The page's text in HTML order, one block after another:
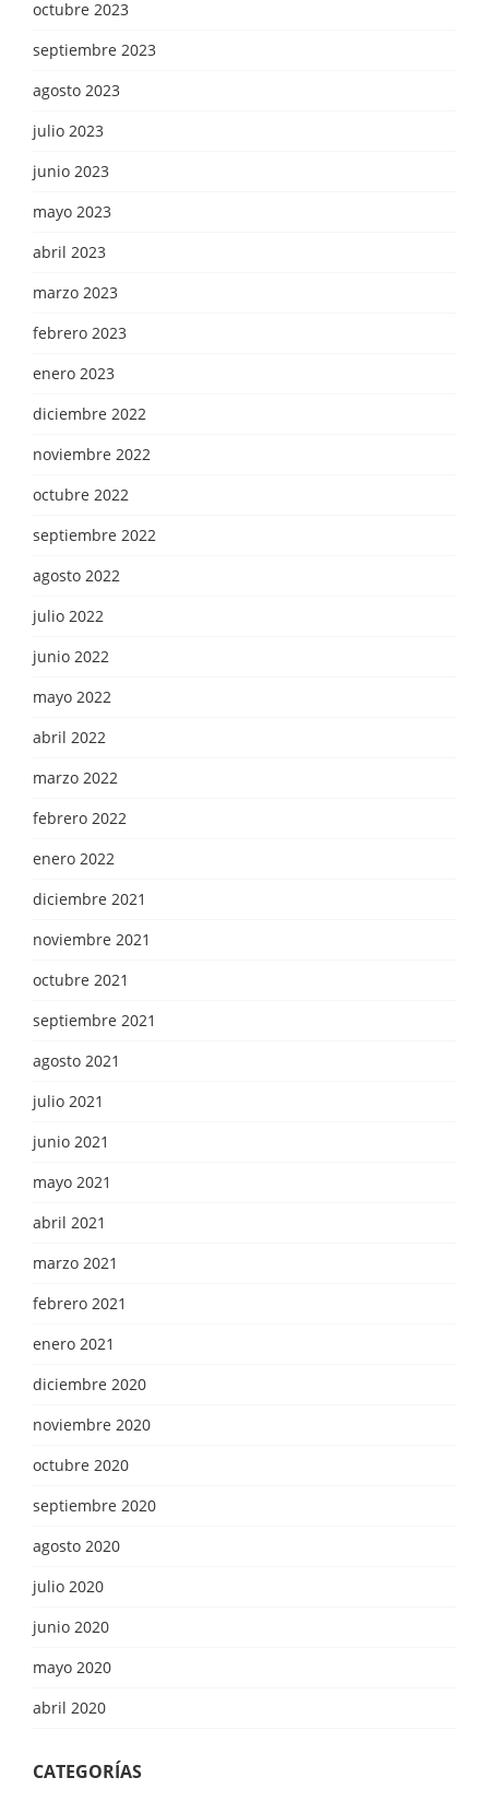
octubre 2023
septiembre 2023
agosto 2023
julio 2023
junio 2023
mayo 2023
abril 2023
marzo 2023
febrero 2023
enero 2023
diciembre 2022
noviembre 2022
octubre 2022
septiembre 2022
agosto 2022
julio 2022
junio 2022
mayo 2022
abril 2022
marzo 2022
febrero 2022
enero 2022
diciembre 2021
noviembre 2021
octubre 2021
septiembre 2021
agosto 2021
julio 2021
junio 2021
mayo 2021
abril 2021
marzo 2021
febrero 2021
enero 2021
diciembre 2020
noviembre 2020
octubre 2020
septiembre 2020
agosto 2020
julio 2020
junio 2020
mayo 2020
abril 2020
CATEGORÍAS